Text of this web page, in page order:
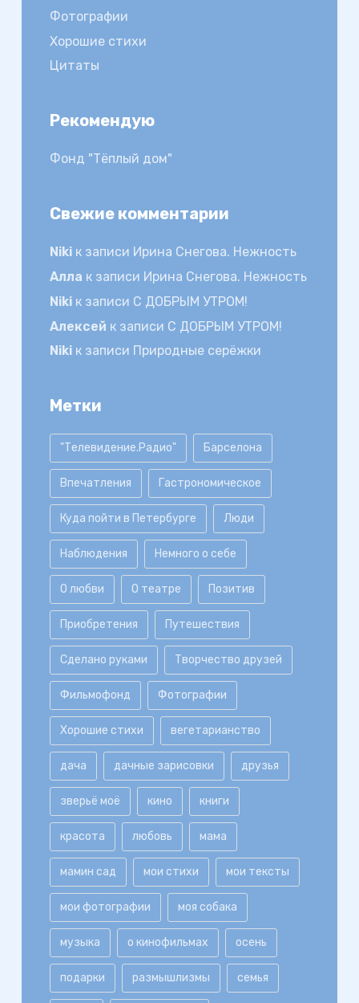
Фотографии
Хорошие стихи
Цитаты
Рекомендую
Фонд "Тёплый дом"
Свежие комментарии
Nikiк записи Ирина Снегова. Нежность
Алла к записи Ирина Снегова. Нежность
Nikiк записи С ДОБРЫМ УТРОМ!
Алексей к записи С ДОБРЫМ УТРОМ!
Nikiк записи Природные серёжки
Метки
"Телевидение.Радио" Барселона
Впечатления Гастрономическое
Куда пойти в Петербурге Люди
Наблюдения Немного о себе
О любви О театре Позитив
Приобретения Путешествия
Сделано руками Творчество друзей
Фильмофонд Фотографии
Хорошие стихи вегетарианство
дача дачные зарисовки друзья
зверьё моё кино книги
красота любовь мама
мамин сад мои стихи мои тексты
мои фотографии моя собака
музыка о кинофильмах осень
подарки размышлизмы семья